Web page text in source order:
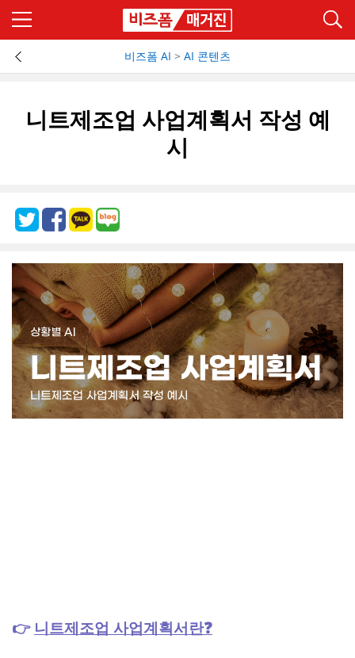
비즈폼 AI > AI 콘텐츠
니트제조업 사업계획서 작성 예
시
👉 니트제조업 사업계획서란❓